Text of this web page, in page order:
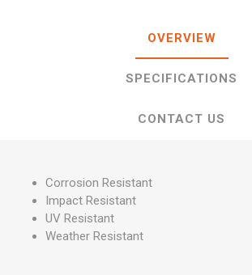
OVERVIEW
SPECIFICATIONS
CONTACT US
Corrosion Resistant
Impact Resistant
UV Resistant
Weather Resistant